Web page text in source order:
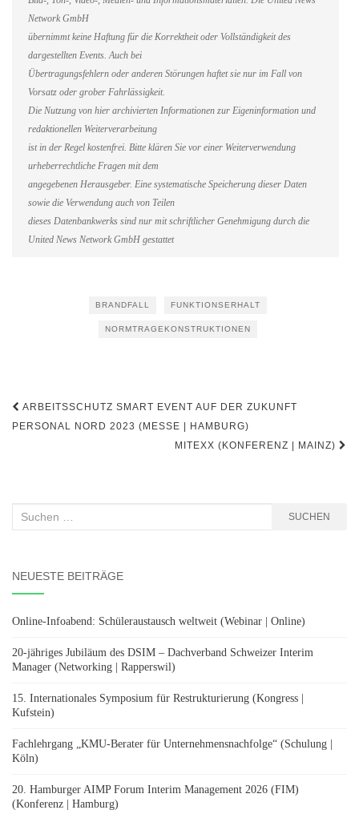
Network GmbH
übernimmt keine Haftung für die Korrektheit oder Vollständigkeit des
dargestellten Events. Auch bei
Übertragungsfehlern oder anderen Störungen haftet sie nur im Fall von
Vorsatz oder grober Fahrlässigkeit.
Die Nutzung von hier archivierten Informationen zur Eigeninformation und
redaktionellen Weiterverarbeitung
ist in der Regel kostenfrei. Bitte klären Sie vor einer Weiterverwendung
urheberrechtliche Fragen mit dem
angegebenen Herausgeber. Eine systematische Speicherung dieser Daten
sowie die Verwendung auch von Teilen
dieses Datenbankwerks sind nur mit schriftlicher Genehmigung durch die
United News Network GmbH gestattet
BRANDFALL FUNKTIONSERHALT
NORMTRAGEKONSTRUKTIONEN
Beitragsnavigation
ARBEITSSCHUTZ SMART EVENT AUF DER ZUKUNFT
PERSONAL NORD 2023 (MESSE | HAMBURG)
MITEXX (KONFERENZ | MAINZ)
Suchen
SUCHEN
NEUESTE BEITRÄGE
Online-Infoabend: Schüleraustausch weltweit (Webinar | Online)
20-jähriges Jubiläum des DSIM – Dachverband Schweizer Interim
Manager (Networking | Rapperswil)
15. Internationales Symposium für Restrukturierung (Kongress |
Kufstein)
Fachlehrgang „KMU-Berater für Unternehmensnachfolge“ (Schulung |
Köln)
20. Hamburger AIMP Forum Interim Management 2026 (FIM)
(Konferenz | Hamburg)